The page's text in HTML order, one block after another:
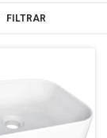
FILTRAR